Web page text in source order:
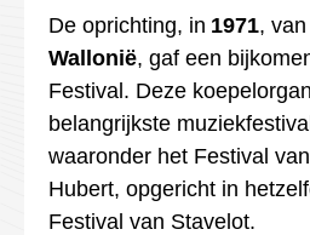
De oprichting, in 1971,
Wallonië, gaf een
Festival. Deze
belangrijkste
waaronder het Festival
Hubert, opgericht in
Festival van Stavelot.